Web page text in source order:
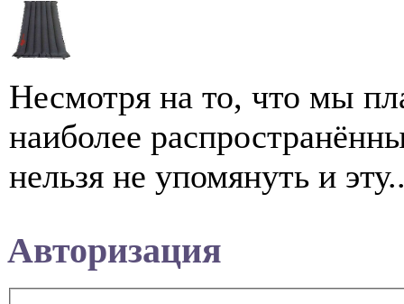
Несмотря на то, что мы
наиболее
нельзя не упомянуть и
Авторизация